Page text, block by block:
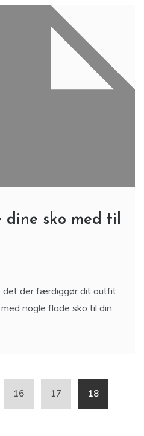
sko med til
det der færdiggør dit outfit.
nogle flade sko til din
16 17 18